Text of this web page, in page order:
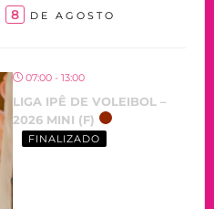
8 DE AGOSTO
07:00 - 13:00
LIGA IPÊ DE VOLEIBOL –
2026 MINI (F)
FINALIZADO